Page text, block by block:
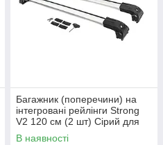
Багажник (поперечини) на
інтегровані рейлінги Strong
V2 120 см (2 шт) Сірий для
бмв X3 F-25 2011-2018 рр
В наявності